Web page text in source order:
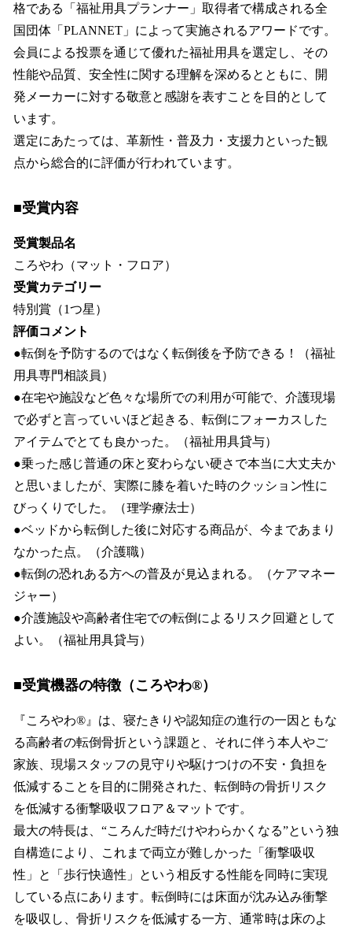
格である「福祉用具プランナー」取得者で構成される全
国団体「PLANNET」によって実施されるアワードです。
会員による投票を通じて優れた福祉用具を選定し、その
性能や品質、安全性に関する理解を深めるとともに、開
発メーカーに対する敬意と感謝を表すことを目的として
います。
選定にあたっては、革新性・普及力・支援力といった観
点から総合的に評価が行われています。
■受賞内容
受賞製品名
ころやわ（マット・フロア）
受賞カテゴリー
特別賞（1つ星）
評価コメント
●転倒を予防するのではなく転倒後を予防できる！（福祉
用具専門相談員）
●在宅や施設など色々な場所での利用が可能で、介護現場
で必ずと言っていいほど起きる、転倒にフォーカスした
アイテムでとても良かった。（福祉用具貸与）
●乗った感じ普通の床と変わらない硬さで本当に大丈夫か
と思いましたが、実際に膝を着いた時のクッション性に
びっくりでした。（理学療法士）
●ベッドから転倒した後に対応する商品が、今まであまり
なかった点。（介護職）
●転倒の恐れある方への普及が見込まれる。（ケアマネー
ジャー）
●介護施設や高齢者住宅での転倒によるリスク回避として
よい。（福祉用具貸与）
■受賞機器の特徴（ころやわ®）
『ころやわ®』は、寝たきりや認知症の進行の一因ともな
る高齢者の転倒骨折という課題と、それに伴う本人やご
家族、現場スタッフの見守りや駆けつけの不安・負担を
低減することを目的に開発された、転倒時の骨折リスク
を低減する衝撃吸収フロア＆マットです。
最大の特長は、“ころんだ時だけやわらかくなる”という独
自構造により、これまで両立が難しかった「衝撃吸収
性」と「歩行快適性」という相反する性能を同時に実現
している点にあります。転倒時には床面が沈み込み衝撃
を吸収し、骨折リスクを低減する一方、通常時は床のよ